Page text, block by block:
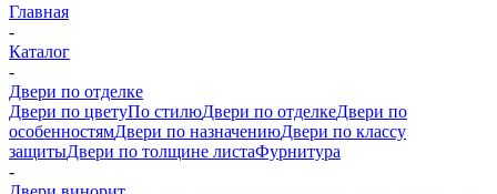
Главная
-
Каталог
-
Двери по отделке
Двери по цветуПо стилюДвери по отделкеДвери по
особенностямДвери по назначениюДвери по классу
защитыДвери по толщине листаФурнитура
-